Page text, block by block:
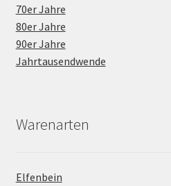
70er Jahre
80er Jahre
90er Jahre
Jahrtausendwende
Warenarten
Elfenbein